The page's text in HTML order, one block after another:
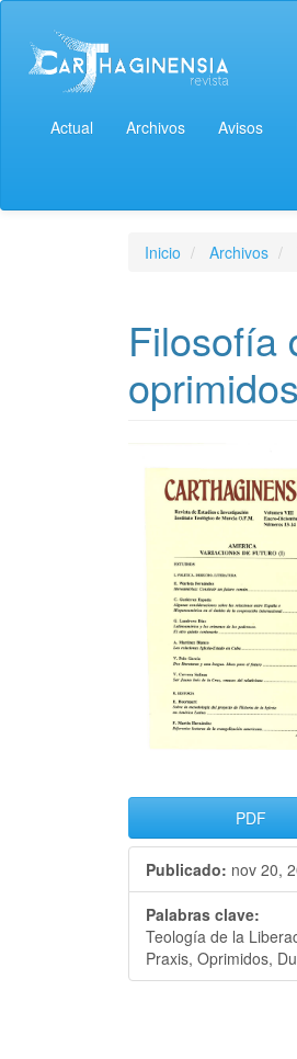
Actual Archivos Avisos
Inicio Archivos
Filosofía
oprimidos
PDF
Publicado: nov 20,
Palabras clave:
Teología de la
Praxis, Oprimidos,